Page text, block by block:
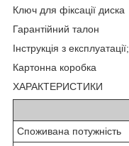
Ключ для фіксації диска
Гарантійний талон
Інструкція з експлуатації;
Картонна коробка
ХАРАКТЕРИСТИКИ
Споживана потужність